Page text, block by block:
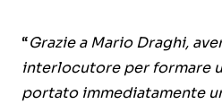
“Grazie a Mario Draghi,
interlocutore per formare
portato immediatamente